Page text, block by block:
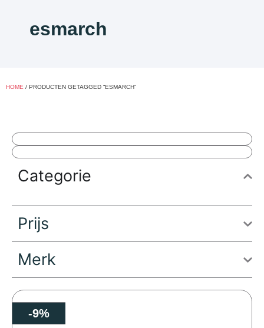
esmarch
HOME / PRODUCTEN GETAGGED “ESMARCH”
Categorie
Prijs
Merk
-9%